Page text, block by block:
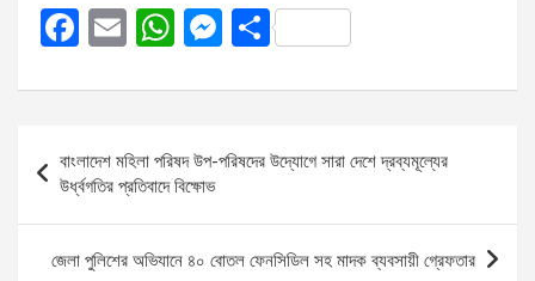
F
ce
o
o
k
E
ail
W
at
A
p
p
M
se
n
g
er
S
ar
e
navigation
বাংলাদেশ মহিলা পরিষদ উপ-পরিষদের উদ্যোগে সারা দেশে দ্রব্যমূল্যের
উর্ধ্বগতির প্রতিবাদে বিক্ষোভ
জেলা পুলিশের অভিযানে ৪০ বোতল ফেনসিডিল সহ মাদক ব্যবসায়ী গ্রেফতার